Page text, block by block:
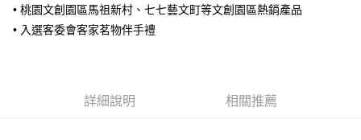
全家取貨付款
每筆NT$80，滿NT$750(含以上)免運費
• 桃園文創園區馬祖新村、七七藝文町等文創園區熱銷產品
• 入選客委會客家茗物伴手禮
詳細說明 相關推薦